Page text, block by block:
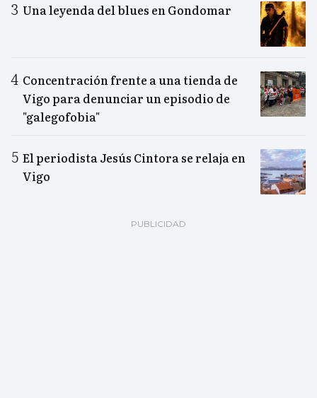
Una leyenda del blues en Gondomar
Concentración frente a una tienda de
Vigo para denunciar un episodio de
"galegofobia"
El periodista Jesús Cintora se relaja en
Vigo